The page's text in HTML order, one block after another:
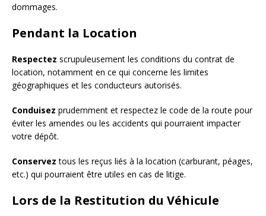
dommages.
Pendant la Location
Respectez scrupuleusement les conditions du contrat de
location, notamment en ce qui concerne les limites
géographiques et les conducteurs autorisés.
Conduisez prudemment et respectez le code de la route pour
éviter les amendes ou les accidents qui pourraient impacter
votre dépôt.
Conservez tous les reçus liés à la location (carburant, péages,
etc.) qui pourraient être utiles en cas de litige.
Lors de la Restitution du Véhicule